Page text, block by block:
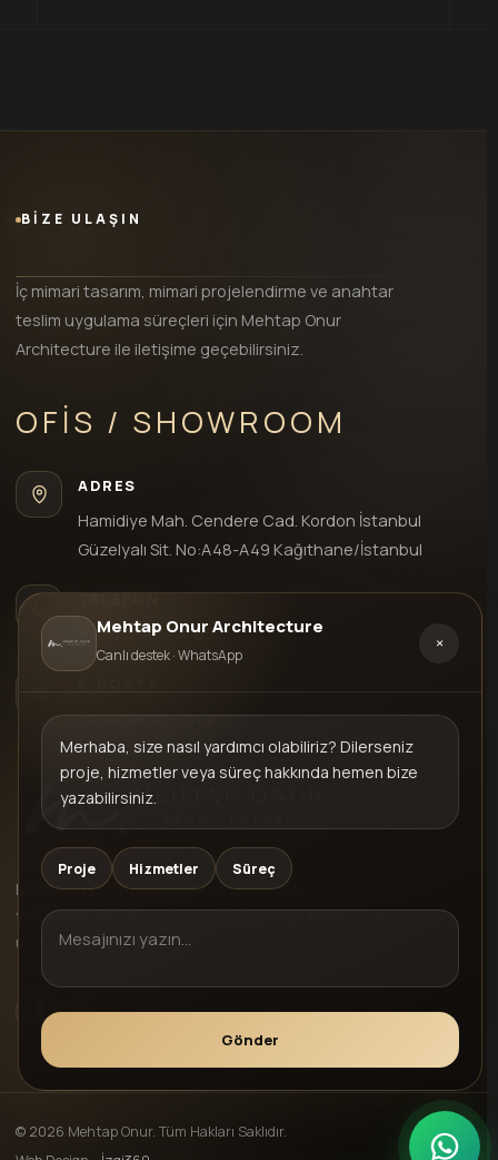
BİZE ULAŞIN
İç mimari tasarım, mimari projelendirme ve anahtar
teslim uygulama süreçleri için Mehtap Onur
Architecture ile iletişime geçebilirsiniz.
OFIS / SHOWROOM
ADRES
Hamidiye Mah. Cendere Cad. Kordon İstanbul
Güzelyalı Sit. No:A48-A49 Kağıthane/İstanbul
TELEFON
+90 552 935 74 69
info@mehtaponur.com
Mekanları estetik, işlevsel ve kişiye özel bir
yaklaşımla yeniden yorumlayan iç mimari tasarım ve
uygulama stüdyosu.
© 2026 Mehtap Onur. Tüm Hakları Saklıdır.
Mehtap Onur Architecture
Canlı destek · WhatsApp
×
Merhaba, size nasıl yardımcı olabiliriz? Dilerseniz
proje, hizmetler veya süreç hakkında hemen bize
yazabilirsiniz.
Proje Hizmetler Süreç
Gönder